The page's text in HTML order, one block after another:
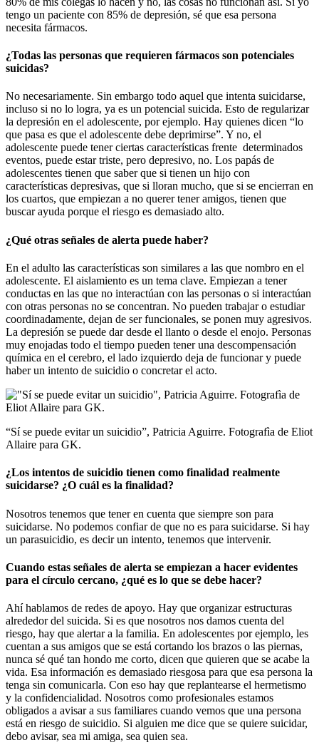
tengo un paciente con 85% de depresión, sé que esa persona
necesita fármacos.
¿Todas las personas que requieren fármacos son potenciales
suicidas?
No necesariamente. Sin embargo todo aquel que intenta suicidarse,
incluso si no lo logra, ya es un potencial suicida. Esto de regularizar
la depresión en el adolescente, por ejemplo. Hay quienes dicen “lo
que pasa es que el adolescente debe deprimirse”. Y no, el
adolescente puede tener ciertas características frente determinados
eventos, puede estar triste, pero depresivo, no. Los papás de
adolescentes tienen que saber que si tienen un hijo con
características depresivas, que si lloran mucho, que si se encierran en
los cuartos, que empiezan a no querer tener amigos, tienen que
buscar ayuda porque el riesgo es demasiado alto.
¿Qué otras señales de alerta puede haber?
En el adulto las características son similares a las que nombro en el
adolescente. El aislamiento es un tema clave. Empiezan a tener
conductas en las que no interactúan con las personas o si interactúan
con otras personas no se concentran. No pueden trabajar o estudiar
coordinadamente, dejan de ser funcionales, se ponen muy agresivos.
La depresión se puede dar desde el llanto o desde el enojo. Personas
muy enojadas todo el tiempo pueden tener una descompensación
química en el cerebro, el lado izquierdo deja de funcionar y puede
haber un intento de suicidio o concretar el acto.
“Sí se puede evitar un suicidio”, Patricia Aguirre. Fotografìa de Eliot
Allaire para GK.
¿Los intentos de suicidio tienen como finalidad realmente
suicidarse? ¿O cuál es la finalidad?
Nosotros tenemos que tener en cuenta que siempre son para
suicidarse. No podemos confiar de que no es para suicidarse. Si hay
un parasuicidio, es decir un intento, tenemos que intervenir.
Cuando estas señales de alerta se empiezan a hacer evidentes
para el círculo cercano, ¿qué es lo que se debe hacer?
Ahí hablamos de redes de apoyo. Hay que organizar estructuras
alrededor del suicida. Si es que nosotros nos damos cuenta del
riesgo, hay que alertar a la familia. En adolescentes por ejemplo, les
cuentan a sus amigos que se está cortando los brazos o las piernas,
nunca sé qué tan hondo me corto, dicen que quieren que se acabe la
vida. Esa información es demasiado riesgosa para que esa persona la
tenga sin comunicarla. Con eso hay que replantearse el hermetismo
y la confidencialidad. Nosotros como profesionales estamos
obligados a avisar a sus familiares cuando vemos que una persona
está en riesgo de suicidio. Si alguien me dice que se quiere suicidar,
debo avisar, sea mi amiga, sea quien sea.